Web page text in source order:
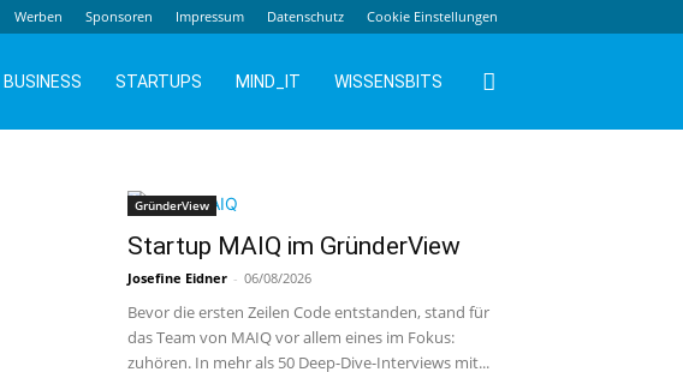
Werben Sponsoren Impressum Datenschutz Cookie Einstellungen
BUSINESS STARTUPS MIND_IT WISSENSBITS
GründerView
Startup MAIQ im GründerView
Josefine Eidner - 06/08/2026
Bevor die ersten Zeilen Code entstanden, stand für
das Team von MAIQ vor allem eines im Fokus:
zuhören. In mehr als 50 Deep-Dive-Interviews mit...